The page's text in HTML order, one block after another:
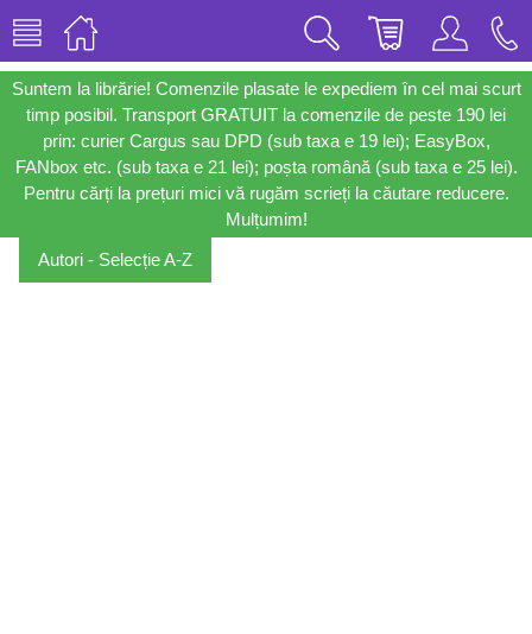
Suntem la librărie! Comenzile plasate le expediem în cel mai scurt
timp posibil. Transport GRATUIT la comenzile de peste 190 lei
prin: curier Cargus sau DPD (sub taxa e 19 lei); EasyBox,
FANbox etc. (sub taxa e 21 lei); poșta română (sub taxa e 25 lei).
Pentru cărți la prețuri mici vă rugăm scrieți la căutare reducere.
Mulțumim!
Autori - Selecție A-Z